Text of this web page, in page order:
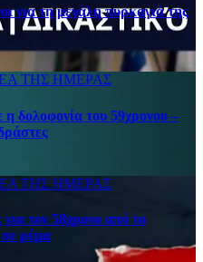
για τη μεγάλη πυρκαγιά της
ΤΗΣ ΗΜΕΡΑΣ
δολοφονία του 59χρονου –
ΤΗΣ ΗΜΕΡΑΣ
τον 58χρονο από το
ρέμα